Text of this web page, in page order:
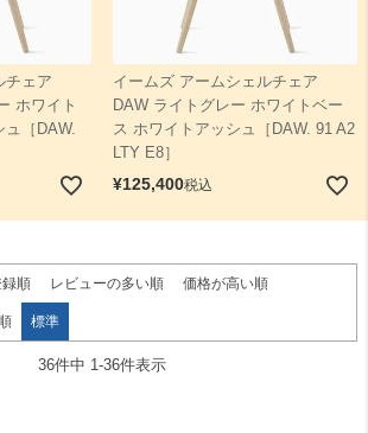
チェア
ホワイト
［DAW.
イームズ アームシェルチェア
DAW ライトグレー ホワイトベー
ス ホワイトアッシュ［DAW. 91 A2
LTY E8］
¥125,400税込
順 レビューの多い順 価格が高い順
標準
36件中 1-36件表示